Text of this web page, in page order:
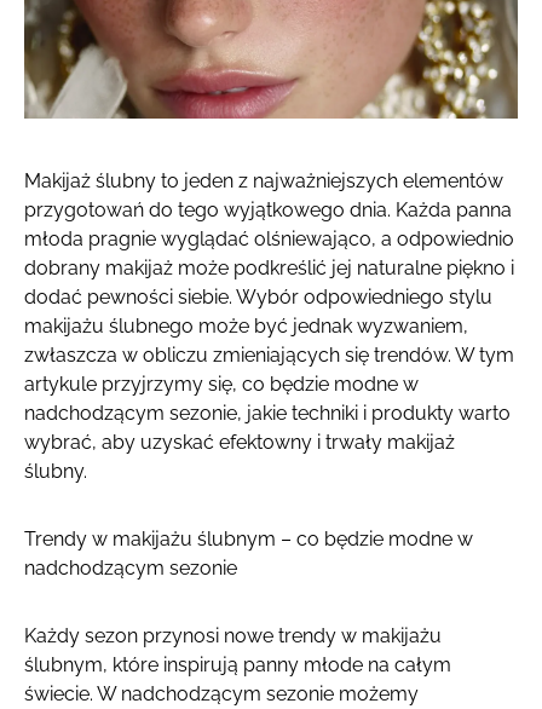
Makijaż ślubny to jeden z najważniejszych elementów
przygotowań do tego wyjątkowego dnia. Każda panna
młoda pragnie wyglądać olśniewająco, a odpowiednio
dobrany makijaż może podkreślić jej naturalne piękno i
dodać pewności siebie. Wybór odpowiedniego stylu
makijażu ślubnego może być jednak wyzwaniem,
zwłaszcza w obliczu zmieniających się trendów. W tym
artykule przyjrzymy się, co będzie modne w
nadchodzącym sezonie, jakie techniki i produkty warto
wybrać, aby uzyskać efektowny i trwały makijaż
ślubny.
Trendy w makijażu ślubnym – co będzie modne w
nadchodzącym sezonie
Każdy sezon przynosi nowe trendy w makijażu
ślubnym, które inspirują panny młode na całym
świecie. W nadchodzącym sezonie możemy